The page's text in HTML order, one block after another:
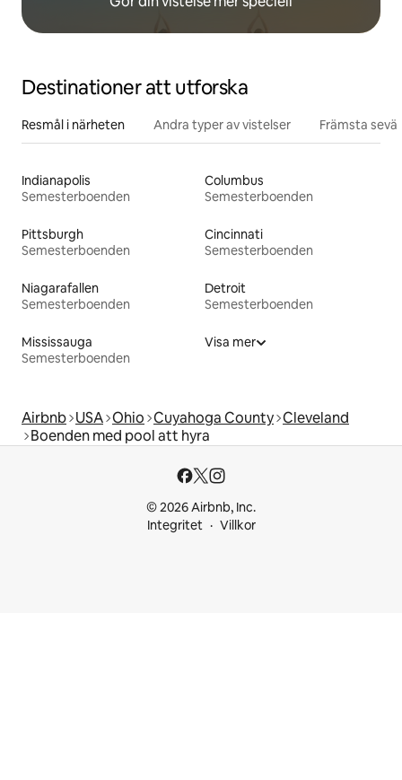
Destinationer att utforska
Resmål i närheten Andra typer av vistelser Främsta
Indianapolis
Semesterboenden
Columbus
Semesterboenden
Pittsburgh
Semesterboenden
Cincinnati
Semesterboenden
Niagarafallen
Semesterboenden
Detroit
Semesterboenden
Mississauga
Semesterboenden
Visa mer
Airbnb USA Ohio Cuyahoga County Cleveland
Boenden med pool att hyra
© 2026 Airbnb, Inc.
Integritet
Villkor